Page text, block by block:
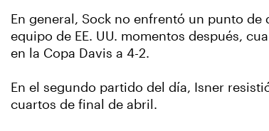
En general, Sock no enfrentó un punto
equipo de EE. UU. momentos después,
en la Copa Davis a 4-2.
En el segundo partido del día, Isner
cuartos de final de abril.